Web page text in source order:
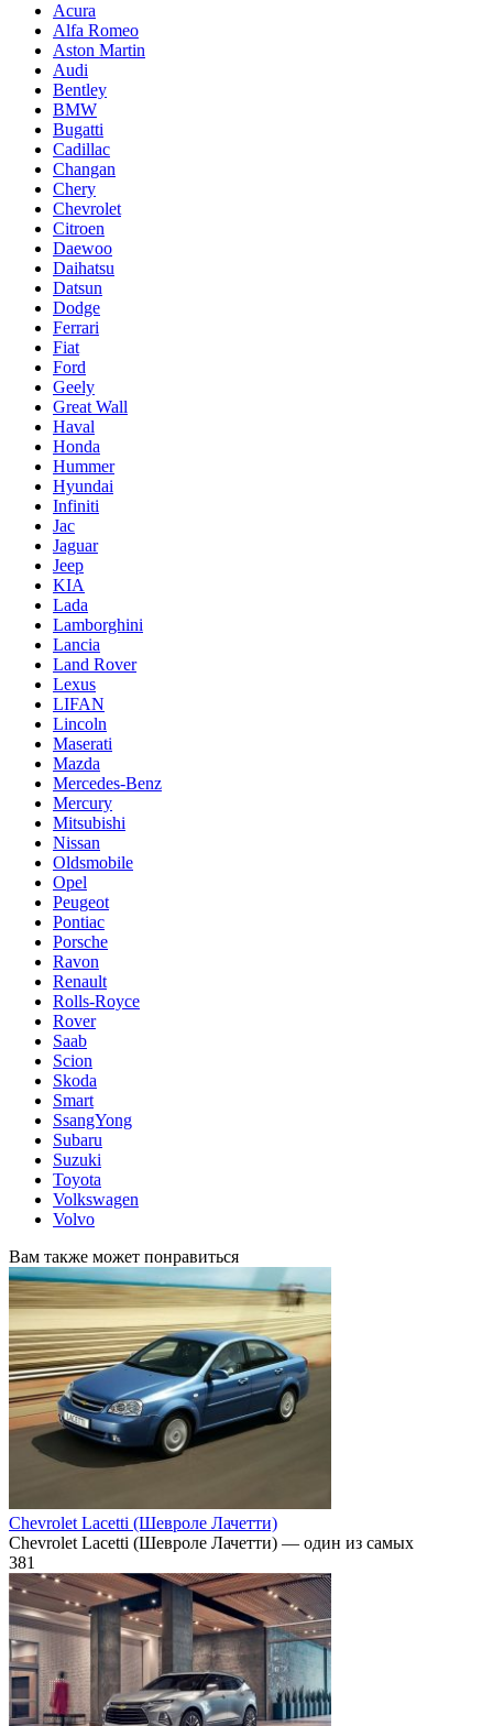
Acura
Alfa Romeo
Aston Martin
Audi
Bentley
BMW
Bugatti
Cadillac
Changan
Chery
Chevrolet
Citroen
Daewoo
Daihatsu
Datsun
Dodge
Ferrari
Fiat
Ford
Geely
Great Wall
Haval
Honda
Hummer
Hyundai
Infiniti
Jac
Jaguar
Jeep
KIA
Lada
Lamborghini
Lancia
Land Rover
Lexus
LIFAN
Lincoln
Maserati
Mazda
Mercedes-Benz
Mercury
Mitsubishi
Nissan
Oldsmobile
Opel
Peugeot
Pontiac
Porsche
Ravon
Renault
Rolls-Royce
Rover
Saab
Scion
Skoda
Smart
SsangYong
Subaru
Suzuki
Toyota
Volkswagen
Volvo
Вам также может понравиться
Chevrolet Lacetti (Шевроле Лачетти)
Chevrolet Lacetti (Шевроле Лачетти) — один из самых
381